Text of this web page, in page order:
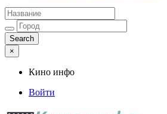
×
Кино инфо
Войти